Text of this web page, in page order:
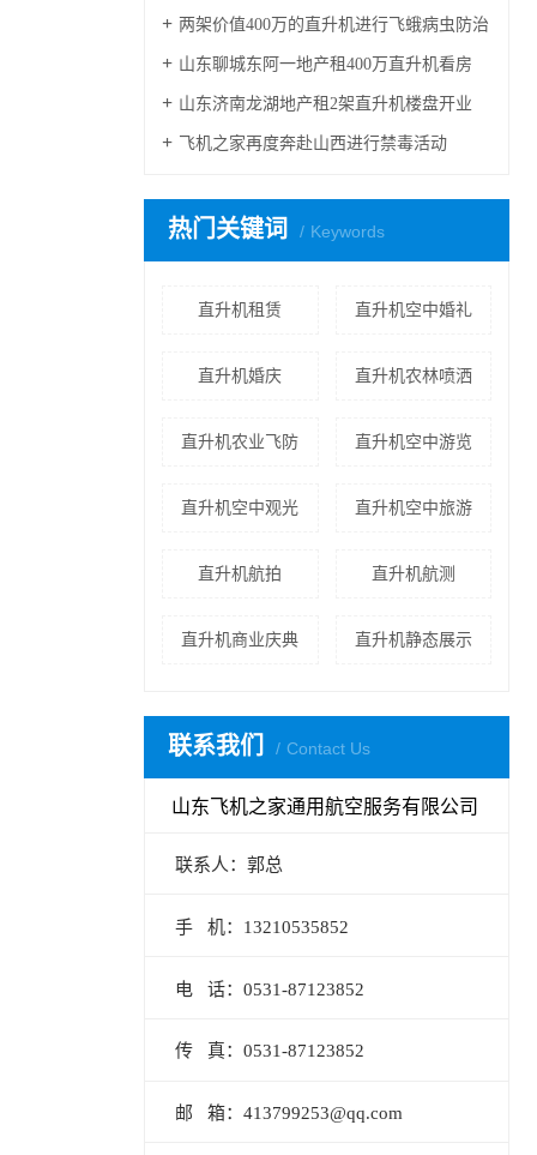
两架价值400万的直升机进行飞蛾病虫防治
山东聊城东阿一地产租400万直升机看房
山东济南龙湖地产租2架直升机楼盘开业
飞机之家再度奔赴山西进行禁毒活动
热门关键词 Keywords
直升机租赁 直升机空中婚礼
直升机婚庆 直升机农林喷洒
直升机农业飞防 直升机空中游览
直升机空中观光 直升机空中旅游
直升机航拍 直升机航测
直升机商业庆典 直升机静态展示
联系我们 Contact Us
山东飞机之家通用航空服务有限公司
联系人：郭总
手 机：13210535852
电 话：0531-87123852
传 真：0531-87123852
邮 箱：413799253@qq.com